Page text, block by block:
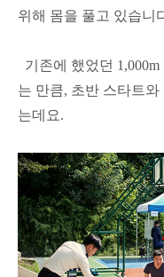
위해 몸을 풀고 있습니
기존에 했었던
는 만큼, 초반 스타트
는데요.